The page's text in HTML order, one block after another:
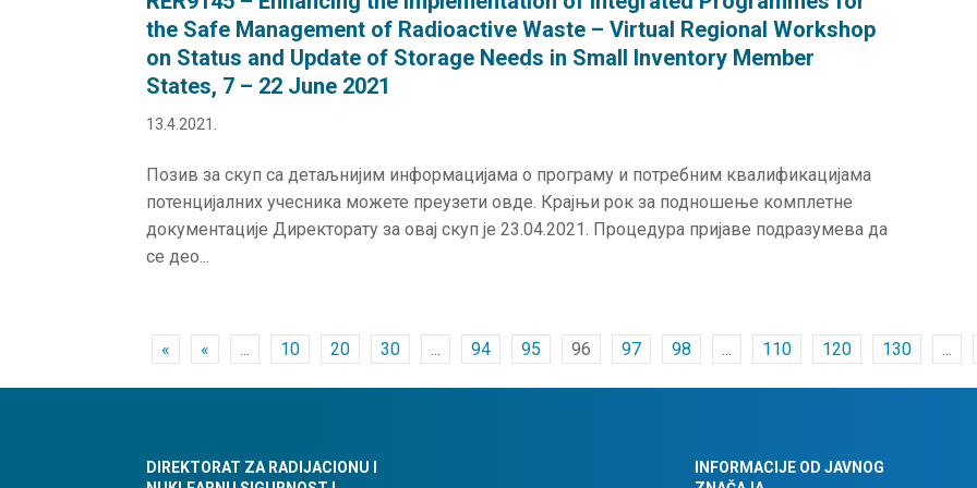
the Safe Management of Radioactive Waste – Virtual Regional Workshop
on Status and Update of Storage Needs in Small Inventory Member
States, 7 – 22 June 2021
13.4.2021.
Позив за скуп са детаљнијим информацијама о програму и потребним квалификацијама
потенцијалних учесника можете преузети овде. Крајњи рок за подношење комплетне
документације Директорату за овај скуп је 23.04.2021. Процедура пријаве подразумева да
се део...
« « ... 10 20 30 ... 94 95 96 97 98 ... 110 120 130 ...
DIREKTORAT ZA RADIJACIONU I
INFORMACIJE OD JAVNOG